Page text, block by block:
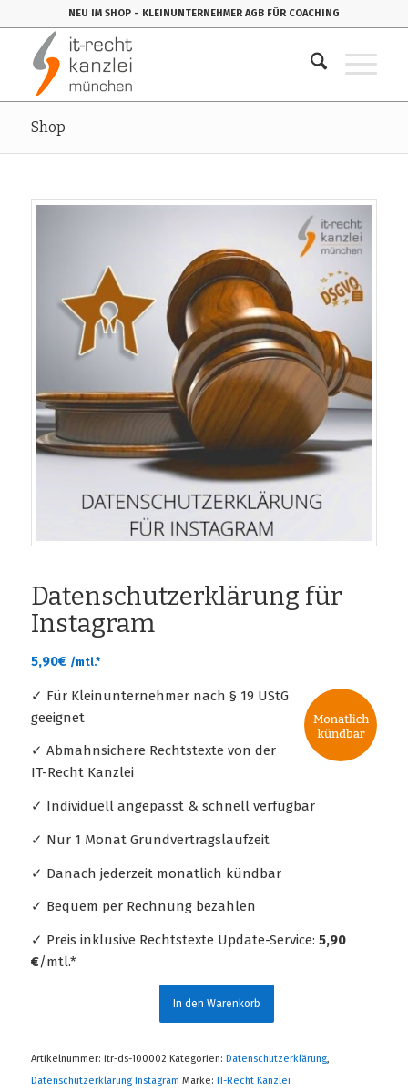
NEU IM SHOP - KLEINUNTERNEHMER AGB FÜR COACHING
Shop
Datenschutzerklärung für
Instagram
5,90€ /mtl.*
✓ Für Kleinunternehmer nach § 19 UStG
geeignet
✓ Abmahnsichere Rechtstexte von der
IT-Recht Kanzlei
✓ Individuell angepasst & schnell verfügbar
✓ Nur 1 Monat Grundvertragslaufzeit
✓ Danach jederzeit monatlich kündbar
✓ Bequem per Rechnung bezahlen
✓ Preis inklusive Rechtstexte Update-Service: 5,90
€/mtl.*
In den Warenkorb
Artikelnummer: itr-ds-100002 Kategorien: Datenschutzerklärung,
Datenschutzerklärung Instagram Marke: IT-Recht Kanzlei